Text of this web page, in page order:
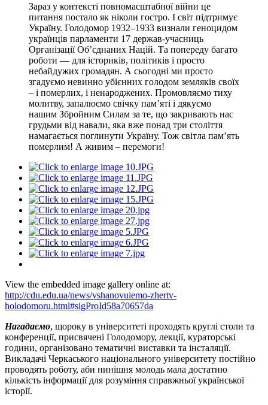
Зараз у контексті повномасштабної війни це
питання постало як ніколи гостро. І світ підтримує
Україну. Голодомор 1932–1933 визнали геноцидом
українців парламенти 17 держав-учасниць
Організації Об’єднаних Націй. Та попереду багато
роботи — для істориків, політиків і просто
небайдужих громадян. А сьогодні ми просто
згадуємо невинно убієнних голодом земляків своїх
– і померлих, і ненароджених. Промовляємо тиху
молитву, запалюємо свічку пам’яті і дякуємо
нашим Збройним Силам за те, що закривають нас
грудьми від навали, яка вже понад три століття
намагається поглинути Україну. Тож світла пам’ять
померлим! А живим – перемоги!
View the embedded image gallery online at:
http://cdu.edu.ua/news/vshanovuiemo-zhertv-
holodomoru.html#sigProId58a70657da
Нагадаємо, щороку в університеті проходять круглі столи та
конференції, присвячені Голодомору, лекції, кураторські
години, організовано тематичні виставки та інсталяції.
Викладачі Черкаського національного університету постійно
проводять роботу, аби нинішня молодь мала достатню
кількість інформації для розуміння справжньої української
історії.